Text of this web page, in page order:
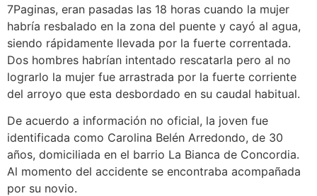
7Paginas, eran pasadas las 18 horas cuando la mujer
habría resbalado en la zona del puente y cayó al agua,
siendo rápidamente llevada por la fuerte correntada.
Dos hombres habrían intentado rescatarla pero al no
lograrlo la mujer fue arrastrada por la fuerte corriente
del arroyo que esta desbordado en su caudal habitual.
De acuerdo a información no oficial, la joven fue
identificada como Carolina Belén Arredondo, de 30
años, domiciliada en el barrio La Bianca de Concordia.
Al momento del accidente se encontraba acompañada
por su novio.